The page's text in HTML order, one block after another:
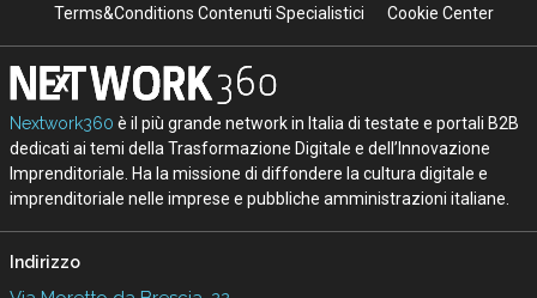
Terms&Conditions Contenuti Specialistici
Cookie Center
Nextwork360 è il più grande network in Italia di testate e portali B2B
dedicati ai temi della Trasformazione Digitale e dell’Innovazione
Imprenditoriale. Ha la missione di diffondere la cultura digitale e
imprenditoriale nelle imprese e pubbliche amministrazioni italiane.
Indirizzo